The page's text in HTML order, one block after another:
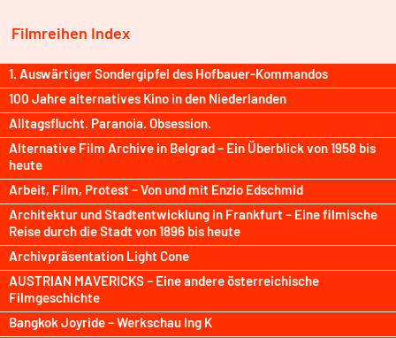
Filmreihen Index
1. Auswärtiger Sondergipfel des Hofbauer-Kommandos
100 Jahre alternatives Kino in den Niederlanden
Alltagsflucht. Paranoia. Obsession.
Alternative Film Archive in Belgrad – Ein Überblick von 1958 bis
heute
Arbeit, Film, Protest – Von und mit Enzio Edschmid
Architektur und Stadtentwicklung in Frankfurt – Eine filmische
Reise durch die Stadt von 1896 bis heute
Archivpräsentation Light Cone
AUSTRIAN MAVERICKS – Eine andere österreichische
Filmgeschichte
Bangkok Joyride – Werkschau Ing K